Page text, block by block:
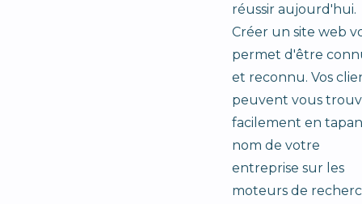
réussir aujourd'hui.
Créer un site web
permet d'être
et reconnu. Vos
peuvent vous
facilement en
nom de votre
entreprise sur les
moteurs de